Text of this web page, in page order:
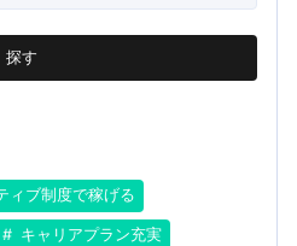
探す
ィブ制度で稼げる
キャリアプラン充実